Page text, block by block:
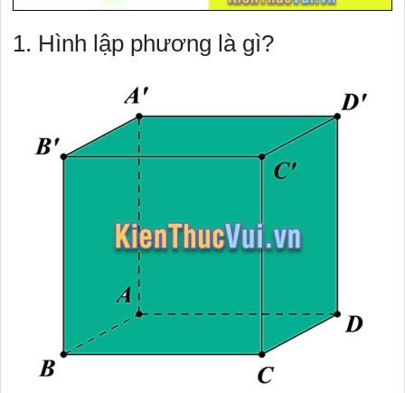
1. Hình lập phương là gì?